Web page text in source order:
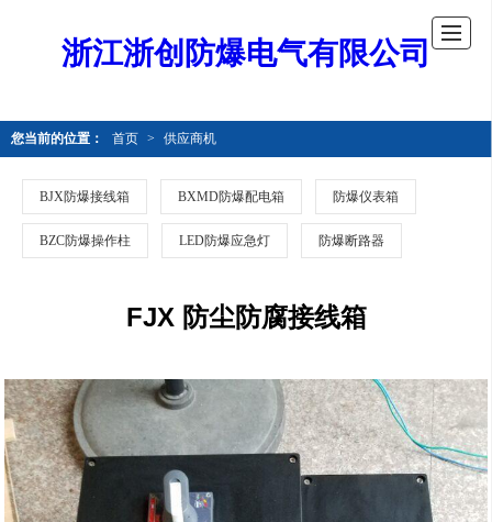
浙江浙创防爆电气有限公司
您当前的位置： 首页 > 供应商机
BJX防爆接线箱 BXMD防爆配电箱 防爆仪表箱
BZC防爆操作柱 LED防爆应急灯 防爆断路器
FJX 防尘防腐接线箱